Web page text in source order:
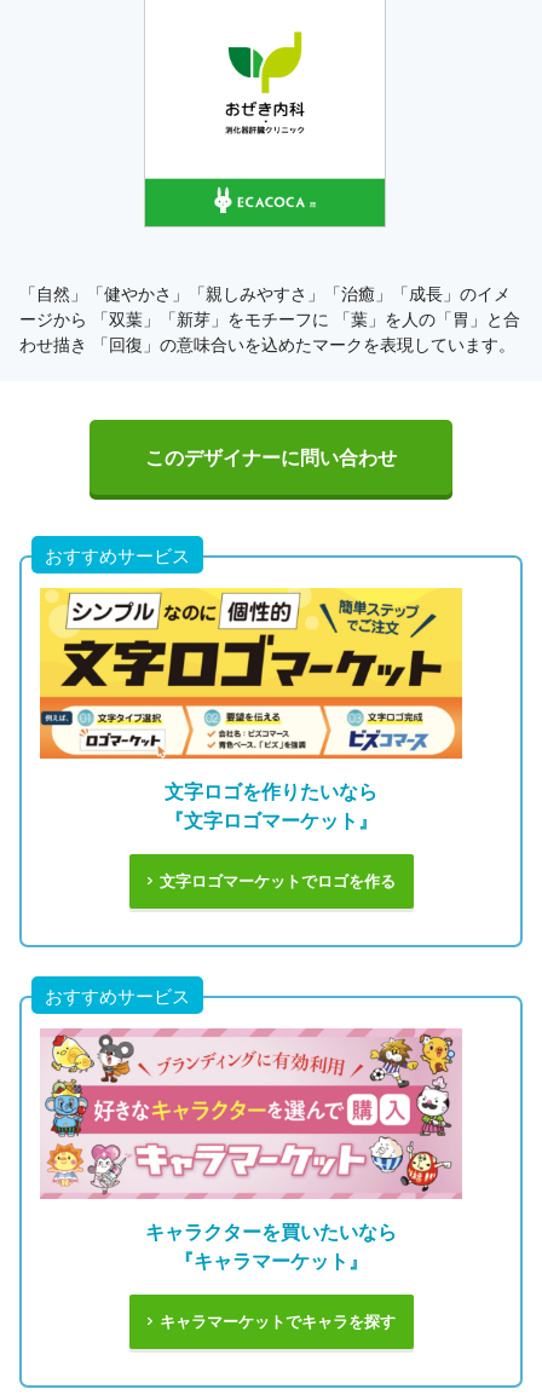
「自然」「健やかさ」「親しみやすさ」「治癒」「成長」のイメ
ージから 「双葉」「新芽」をモチーフに 「葉」を人の「胃」と合
わせ描き 「回復」の意味合いを込めたマークを表現しています。
このデザイナーに問い合わせ
おすすめサービス
文字ロゴを作りたいなら
『文字ロゴマーケット』
文字ロゴマーケットでロゴを作る
おすすめサービス
キャラクターを買いたいなら
『キャラマーケット』
キャラマーケットでキャラを探す